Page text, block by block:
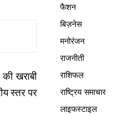
खराबी
स्तर पर
फैशन
बिज़नेस
मनोरंजन
राजनीती
राशिफल
राष्ट्रिय समाचार
लाइफस्टाइल